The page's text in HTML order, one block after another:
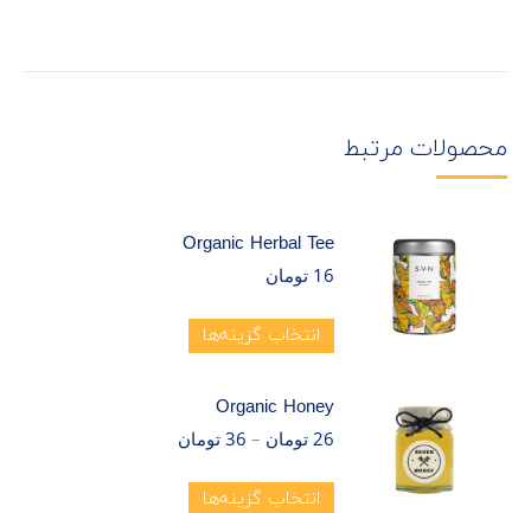
محصولات مرتبط
Organic Herbal Tee
16 تومان
انتخاب گزینه‌ها
Organic Honey
26 تومان –
36 تومان
انتخاب گزینه‌ها